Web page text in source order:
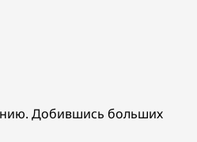
Добившись больших